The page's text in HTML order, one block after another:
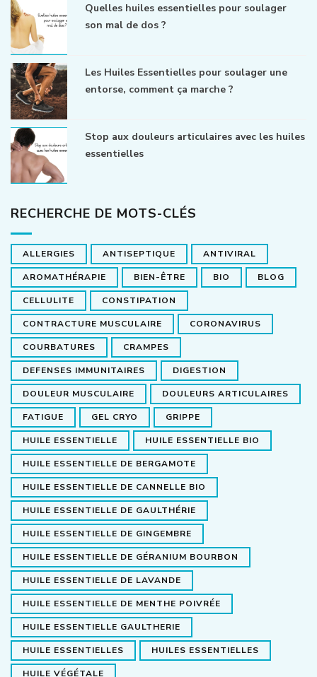
Quelles huiles essentielles pour soulager
son mal de dos ?
Les Huiles Essentielles pour soulager une
entorse, comment ça marche ?
Stop aux douleurs articulaires avec les huiles
essentielles
RECHERCHE DE MOTS-CLÉS
ALLERGIES ANTISEPTIQUE ANTIVIRAL
AROMATHÉRAPIE BIEN-ÊTRE BIO BLOG
CELLULITE CONSTIPATION
CONTRACTURE MUSCULAIRE CORONAVIRUS
COURBATURES CRAMPES
DEFENSES IMMUNITAIRES DIGESTION
DOULEUR MUSCULAIRE DOULEURS ARTICULAIRES
FATIGUE GEL CRYO GRIPPE
HUILE ESSENTIELLE HUILE ESSENTIELLE BIO
HUILE ESSENTIELLE DE BERGAMOTE
HUILE ESSENTIELLE DE CANNELLE BIO
HUILE ESSENTIELLE DE GAULTHÉRIE
HUILE ESSENTIELLE DE GINGEMBRE
HUILE ESSENTIELLE DE GÉRANIUM BOURBON
HUILE ESSENTIELLE DE LAVANDE
HUILE ESSENTIELLE DE MENTHE POIVRÉE
HUILE ESSENTIELLE GAULTHERIE
HUILE ESSENTIELLES HUILES ESSENTIELLES
HUILE VÉGÉTALE